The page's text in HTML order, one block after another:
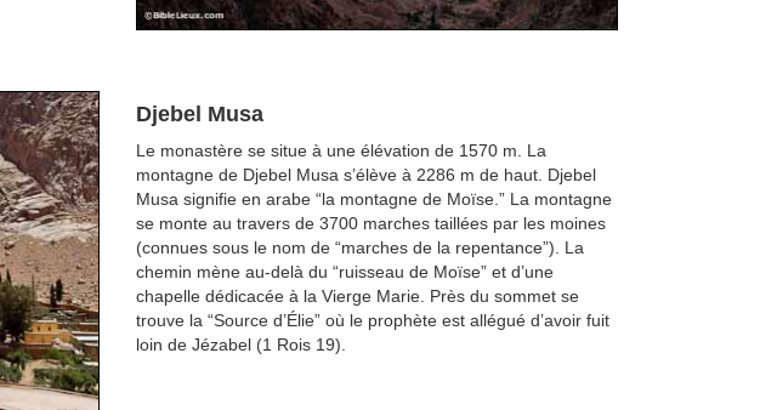
Djebel Musa
Le monastère se situe à une élévation de 1570 m. La
montagne de Djebel Musa s’élève à 2286 m de haut. Djebel
Musa signifie en arabe “la montagne de Moïse.” La montagne
se monte au travers de 3700 marches taillées par les moines
(connues sous le nom de “marches de la repentance”). La
chemin mène au-delà du “ruisseau de Moïse” et d’une
chapelle dédicacée à la Vierge Marie. Près du sommet se
trouve la “Source d’Élie” où le prophète est allégué d’avoir fuit
loin de Jézabel (1 Rois 19).